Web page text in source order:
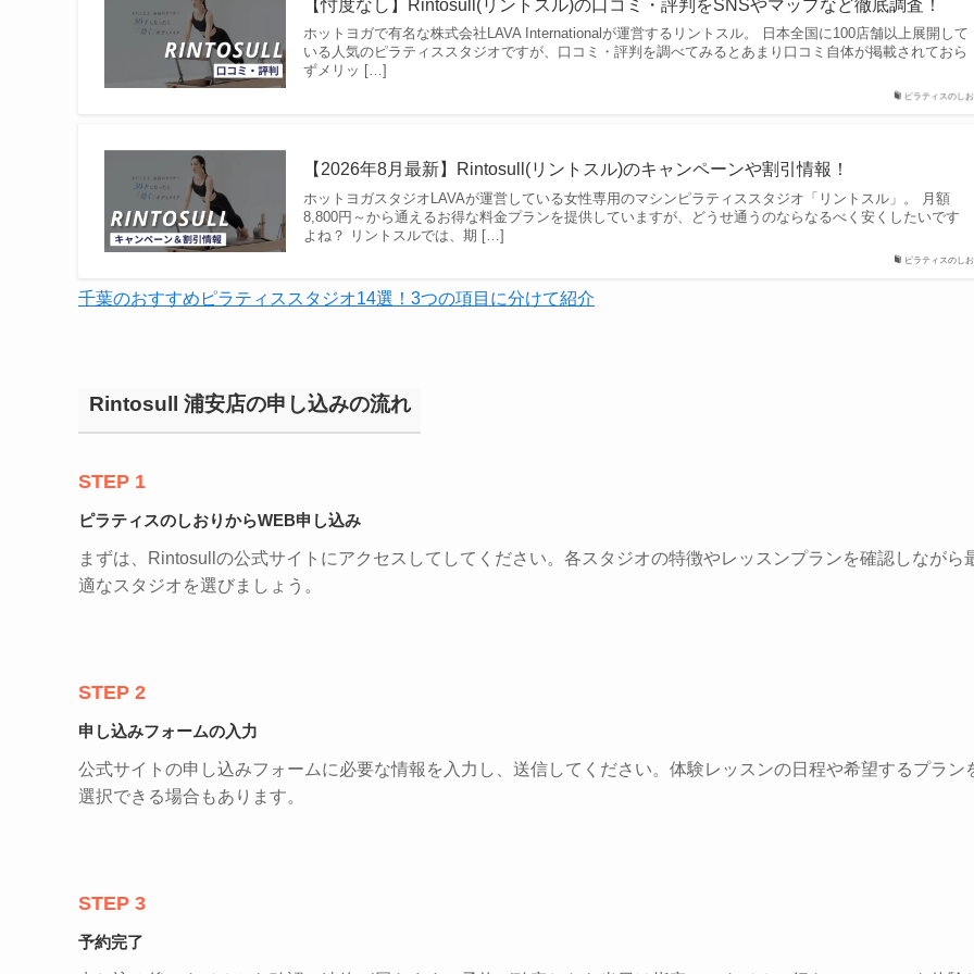
ピラティスのし
【忖度なし】Rintosull(リントスル)の口コミ・評判をSNSやマップなど徹底調査！
ホットヨガで有名な株式会社LAVA Internationalが運営するリントスル。 日本全国に100店舗以上展開して
いる人気のピラティススタジオですが、口コミ・評判を調べてみるとあまり口コミ自体が掲載されておら
ずメリッ […]
ピラティスのし
【2026年8月最新】Rintosull(リントスル)のキャンペーンや割引情報！
ホットヨガスタジオLAVAが運営している女性専用のマシンピラティススタジオ「リントスル」。 月額
8,800円～から通えるお得な料金プランを提供していますが、どうせ通うのならなるべく安くしたいです
よね？ リントスルでは、期 […]
千葉のおすすめピラティススタジオ14選！3つの項目に分けて紹介
Rintosull 浦安店の申し込みの流れ
STEP 1
ピラティスのしおりからWEB申し込み
まずは、Rintosullの公式サイトにアクセスしてしてください。各スタジオの特徴やレッスンプランを確認しながら
適なスタジオを選びましょう。
STEP 2
申し込みフォームの入力
公式サイトの申し込みフォームに必要な情報を入力し、送信してください。体験レッスンの日程や希望するプラン
選択できる場合もあります。
STEP 3
予約完了